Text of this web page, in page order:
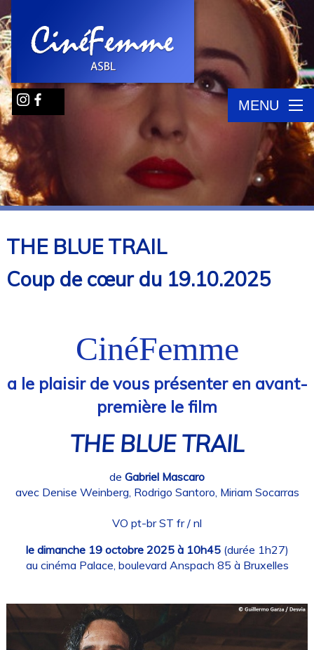
MENU
THE BLUE TRAIL
Coup de cœur du 19.10.2025
CinéFemme
a le plaisir de vous présenter en avant-
première le film
THE BLUE TRAIL
de Gabriel Mascaro
avec Denise Weinberg, Rodrigo Santoro, Miriam Socarras
VO pt-br ST fr / nl
le dimanche 19 octobre 2025 à 10h45(durée 1h27)
au cinéma Palace, boulevard Anspach 85 à Bruxelles